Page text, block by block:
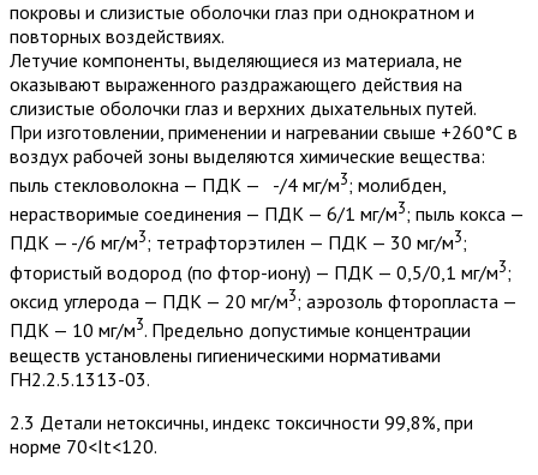
покровы и слизистые оболочки глаз при однократном и
повторных воздействиях.
Летучие компоненты, выделяющиеся из материала, не
оказывают выраженного раздражающего действия на
слизистые оболочки глаз и верхних дыхательных путей.
При изготовлении, применении и нагревании свыше +260°С в
воздух рабочей зоны выделяются химические вещества:
пыль стекловолокна — ПДК — -/4 мг/м3; молибден,
нерастворимые соединения — ПДК — 6/1 мг/м3; пыль кокса —
ПДК — -/6 мг/м3; тетрафторэтилен — ПДК — 30 мг/м3;
фтористый водород (по фтор-иону) — ПДК — 0,5/0,1 мг/м3;
оксид углерода — ПДК — 20 мг/м3; аэрозоль фторопласта —
ПДК — 10 мг/м3. Предельно допустимые концентрации
веществ установлены гигиеническими нормативами
ГН2.2.5.1313-03.
2.3 Детали нетоксичны, индекс токсичности 99,8%, при
норме 70<It<120.